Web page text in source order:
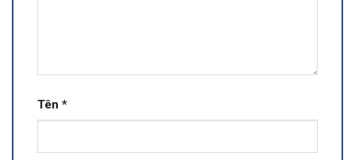
Tên *